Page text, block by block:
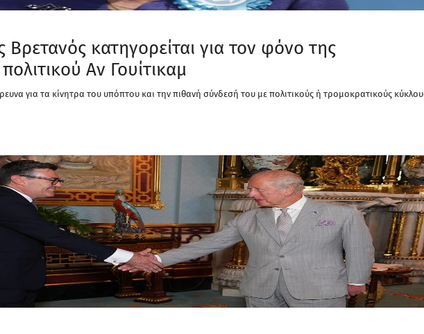
Βρετανός κατηγορείται για τον φόνο της
Αν Γουίτικαμ
για τα κίνητρα του υπόπτου και την πιθανή σύνδεσή του με πολιτικούς ή τρομοκρατικούς